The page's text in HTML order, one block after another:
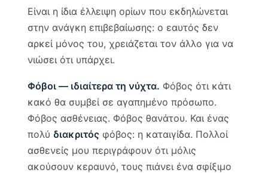
Είναι η ίδια έλλειψη ορίων που εκδηλώνεται
στην ανάγκη επιβεβαίωσης: ο εαυτός δεν
αρκεί μόνος του, χρειάζεται τον άλλο για να
νιώσει ότι υπάρχει.
Φόβοι — ιδιαίτερα τη νύχτα. Φόβος ότι κάτι
κακό θα συμβεί σε αγαπημένο πρόσωπο.
Φόβος ασθένειας. Φόβος θανάτου. Και ένας
πολύ διακριτός φόβος: η καταιγίδα. Πολλοί
ασθενείς μου περιγράφουν ότι μόλις
ακούσουν κεραυνό, τους πιάνει ένα σφίξιμο